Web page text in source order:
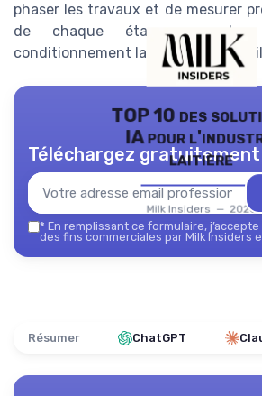
phaser les travaux et de mesurer
de chaque étape sur la
conditionnement laitier et la
TOP 10 des
IA pour
laitière
Milk Insiders — 2026
Téléchargez
* En remplissant ce formulaire,
des fins commerciales par Milk Insiders
Résumer ChatGPT